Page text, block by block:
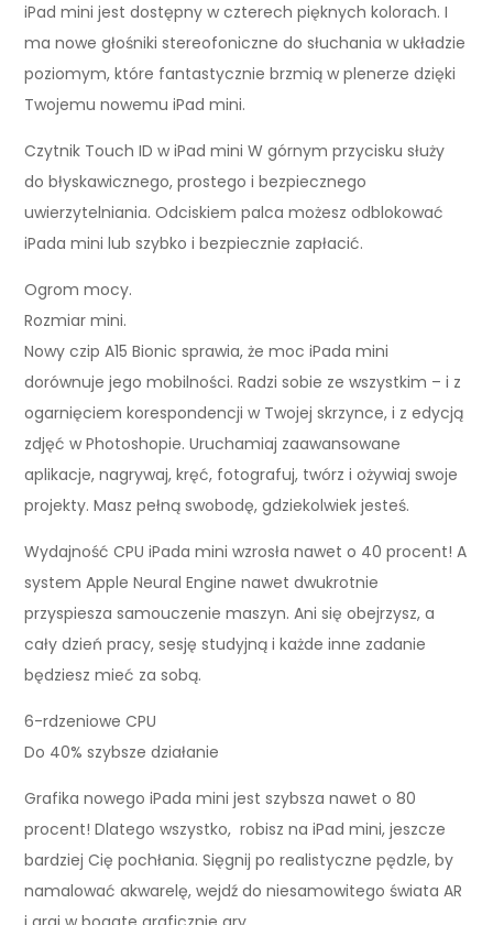
iPad mini jest dostępny w czterech pięknych kolorach. I
ma nowe głośniki stereofoniczne do słuchania w układzie
poziomym, które fantastycznie brzmią w plenerze dzięki
Twojemu nowemu iPad mini.
Czytnik Touch ID w iPad mini W górnym przycisku służy
do błyskawicznego, prostego i bezpiecznego
uwierzytelniania. Odciskiem palca możesz odblokować
iPada mini lub szybko i bezpiecznie zapłacić.
Ogrom mocy.
Rozmiar mini.
Nowy czip A15 Bionic sprawia, że moc iPada mini
dorównuje jego mobilności. Radzi sobie ze wszystkim – i z
ogarnięciem korespondencji w Twojej skrzynce, i z edycją
zdjęć w Photoshopie. Uruchamiaj zaawansowane
aplikacje, nagrywaj, kręć, fotografuj, twórz i ożywiaj swoje
projekty. Masz pełną swobodę, gdziekolwiek jesteś.
Wydajność CPU iPada mini wzrosła nawet o 40 procent! A
system Apple Neural Engine nawet dwukrotnie
przyspiesza samouczenie maszyn. Ani się obejrzysz, a
cały dzień pracy, sesję studyjną i każde inne zadanie
będziesz mieć za sobą.
6-rdzeniowe CPU
Do 40% szybsze działanie
Grafika nowego iPada mini jest szybsza nawet o 80
procent! Dlatego wszystko, robisz na iPad mini, jeszcze
bardziej Cię pochłania. Sięgnij po realistyczne pędzle, by
namalować akwarelę, wejdź do niesamowitego świata AR